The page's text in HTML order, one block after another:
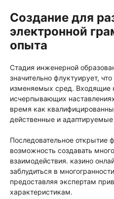
Создание для
электронной
опыта
Стадия инженерной
значительно флуктуирует,
изменяемых сред. Входящие
исчерпывающих
время как
действенные и
Последовательное открытие
возможность создавать
взаимодействия. казино
заблудиться в
предоставляя экспертам
характеристикам.